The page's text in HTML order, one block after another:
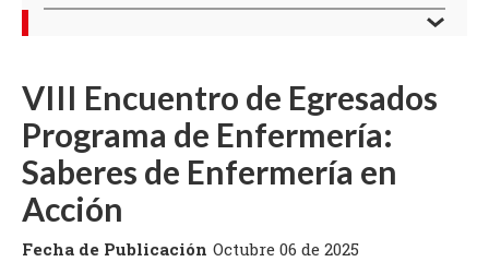
VIII Encuentro de Egresados
Programa de Enfermería:
Saberes de Enfermería en
Acción
Fecha de Publicación Octubre 06 de 2025